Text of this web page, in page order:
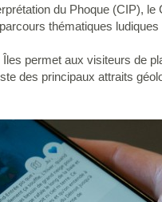
du Phoque (CIP),
thématiques
permet aux visiteurs de
des principaux attraits